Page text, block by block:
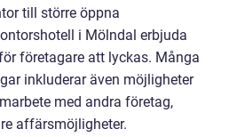
till större öppna
i Mölndal erbjuda
företagare att lyckas. Många
inkluderar även möjligheter
med andra företag,
affärsmöjligheter.